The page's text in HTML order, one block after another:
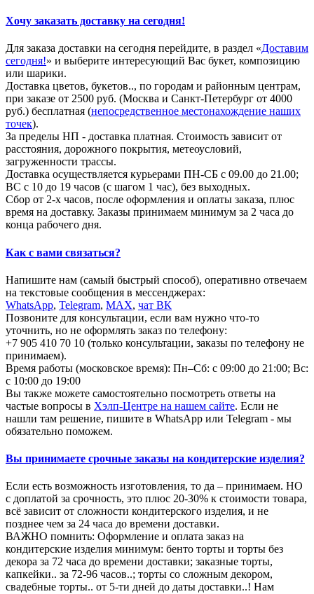
Хочу заказать доставку на сегодня!
Для заказа доставки на сегодня перейдите, в раздел «Доставим
сегодня!» и выберите интересующий Вас букет, композицию
или шарики.
Доставка цветов, букетов.., по городам и районным центрам,
при заказе от 2500 руб. (Москва и Санкт-Петербург от 4000
руб.) бесплатная (непосредственное местонахождение наших
точек).
За пределы НП - доставка платная. Стоимость зависит от
расстояния, дорожного покрытия, метеоусловий,
загруженности трассы.
Доставка осуществляется курьерами ПН-СБ с 09.00 до 21.00;
ВС с 10 до 19 часов (с шагом 1 час), без выходных.
Сбор от 2-х часов, после оформления и оплаты заказа, плюс
время на доставку. Заказы принимаем минимум за 2 часа до
конца рабочего дня.
Как с вами связаться?
Напишите нам (самый быстрый способ), оперативно отвечаем
на текстовые сообщения в мессенджерах:
WhatsApp, Telegram, МАХ, чат ВК
Позвоните для консультации, если вам нужно что-то
уточнить, но не оформлять заказ по телефону:
+7 905 410 70 10 (только консультации, заказы по телефону не
принимаем).
Время работы (московское время): Пн–Сб: с 09:00 до 21:00; Вс:
с 10:00 до 19:00
Вы также можете самостоятельно посмотреть ответы на
частые вопросы в Хэлп-Центре на нашем сайте. Если не
нашли там решение, пишите в WhatsApp или Telegram - мы
обязательно поможем.
Вы принимаете срочные заказы на кондитерские изделия?
Если есть возможность изготовления, то да – принимаем. НО
с доплатой за срочность, это плюс 20-30% к стоимости товара,
всё зависит от сложности кондитерского изделия, и не
позднее чем за 24 часа до времени доставки.
ВАЖНО помнить: Оформление и оплата заказ на
кондитерские изделия минимум: бенто торты и торты без
декора за 72 часа до времени доставки; заказные торты,
капкейки.. за 72-96 часов..; торты со сложным декором,
свадебные торты.. от 5-ти дней до даты доставки..! Нам